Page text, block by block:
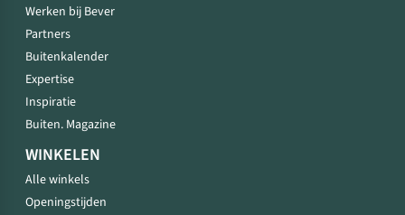
Werken bij Bever
Partners
Buitenkalender
Expertise
Inspiratie
Buiten. Magazine
WINKELEN
Alle winkels
Openingstijden